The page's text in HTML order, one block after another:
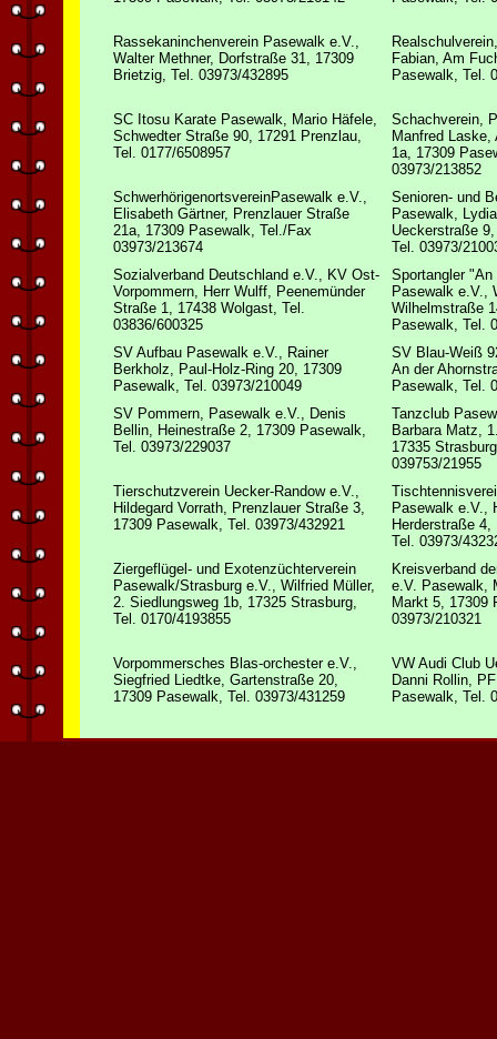
Rassekaninchenverein Pasewalk e.V.,
Walter Methner, Dorfstraße 31, 17309
Brietzig, Tel. 03973/432895
Fabian, Am
Pasewalk, Tel.
SC Itosu Karate Pasewalk, Mario Häfele,
Schwedter Straße 90, 17291 Prenzlau,
Tel. 0177/6508957
Schachverein,
Manfred
1a, 17309
03973/213852
SchwerhörigenortsvereinPasewalk e.V.,
Elisabeth Gärtner, Prenzlauer Straße
21a, 17309 Pasewalk, Tel./Fax
03973/213674
Senioren- und
Pasewalk,
Ueckerstraße
Tel. 03973/
Sozialverband Deutschland e.V., KV Ost-
Vorpommern, Herr Wulff, Peenemünder
Straße 1, 17438 Wolgast, Tel.
03836/600325
Sportangler
Pasewalk e.V.,
Wilhelmstraße
Pasewalk, Tel.
SV Aufbau Pasewalk e.V., Rainer
Berkholz, Paul-Holz-Ring 20, 17309
Pasewalk, Tel. 03973/210049
SV Blau-Weiß
An der
Pasewalk, Tel.
SV Pommern, Pasewalk e.V., Denis
Bellin, Heinestraße 2, 17309 Pasewalk,
Tel. 03973/229037
Tanzclub
Barbara Matz,
17335
039753/21955
Tierschutzverein Uecker-Randow e.V.,
Hildegard Vorrath, Prenzlauer Straße 3,
17309 Pasewalk, Tel. 03973/432921
Pasewalk e.V.,
Herderstraße
Tel. 03973/
Ziergeflügel- und Exotenzüchterverein
Pasewalk/Strasburg e.V., Wilfried Müller,
2. Siedlungsweg 1b, 17325 Strasburg,
Tel. 0170/4193855
Kreisverband
e.V. Pasewalk,
Markt 5, 17309
03973/210321
Vorpommersches Blas-orchester e.V.,
Siegfried Liedtke, Gartenstraße 20,
17309 Pasewalk, Tel. 03973/431259
VW Audi Club
Danni Rollin,
Pasewalk, Tel.